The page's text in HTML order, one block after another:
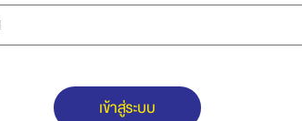
เข้าสู่ระบบ